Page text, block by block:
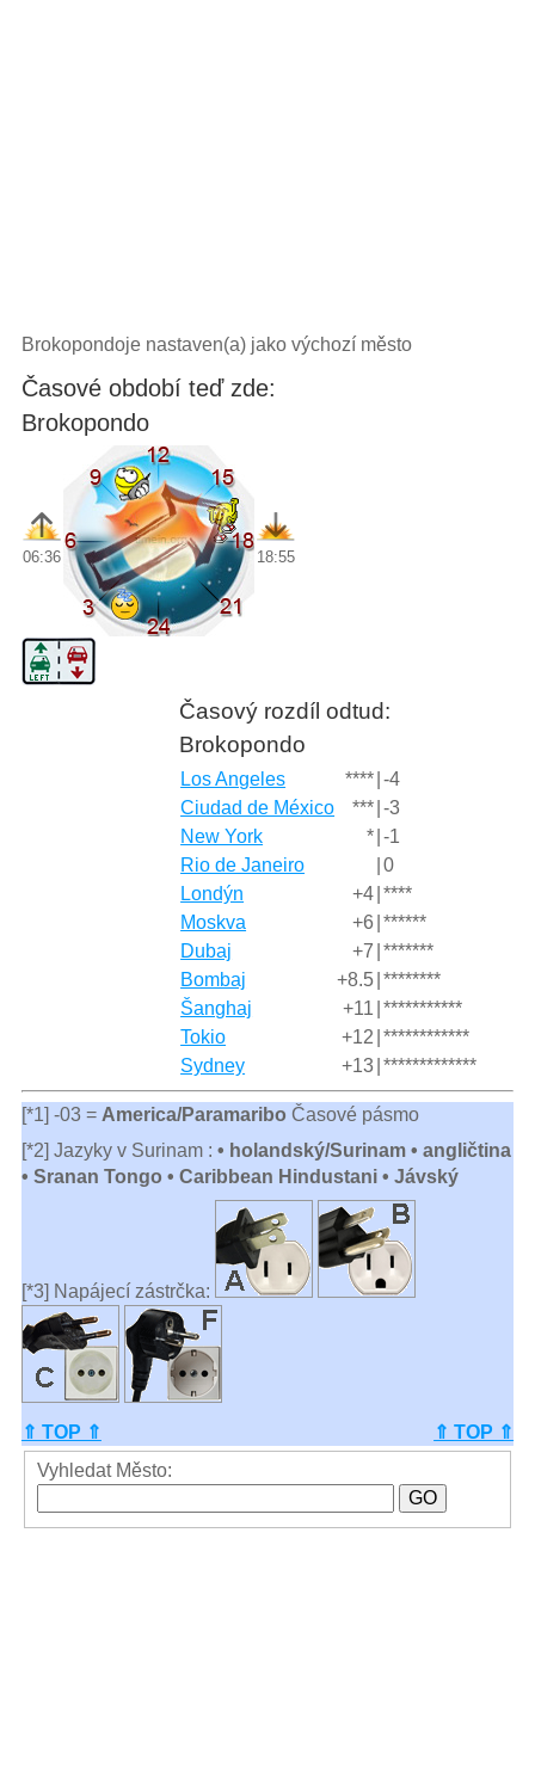
Brokopondoje nastaven(a) jako výchozí město
Časové období teď zde:
Brokopondo
06:36 18:55
Časový rozdíl odtud:
Brokopondo
Los Angeles **** -4
Ciudad de México
*** -3
New York
* -1
Rio de Janeiro
0
Londýn
+4 ****
Moskva
+6 ******
Dubaj
+7 *******
Bombaj
+8.5 ********
Šanghaj
+11 ***********
Tokio
+12 ************
Sydney
+13 *************
[*1] -03 = America/Paramaribo Časové pásmo
[*2] Jazyky v Surinam : • holandský/Surinam • angličtina
• Sranan Tongo • Caribbean Hindustani • Jávský
[*3] Napájecí zástrčka:
⇑ TOP ⇑
⇑ TOP ⇑
Vyhledat Město: